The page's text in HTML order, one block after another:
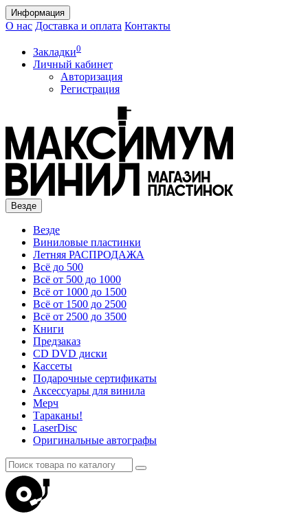
Информация
О нас Доставка и оплата Контакты
Закладки0
Личный кабинет
Авторизация
Регистрация
Везде
Везде
Виниловые пластинки
Летняя РАСПРОДАЖА
Всё до 500
Всё от 500 до 1000
Всё от 1000 до 1500
Всё от 1500 до 2500
Всё от 2500 до 3500
Книги
Предзаказ
CD DVD диски
Кассеты
Подарочные сертификаты
Аксессуары для винила
Мерч
Тараканы!
LaserDisc
Оригинальные автографы